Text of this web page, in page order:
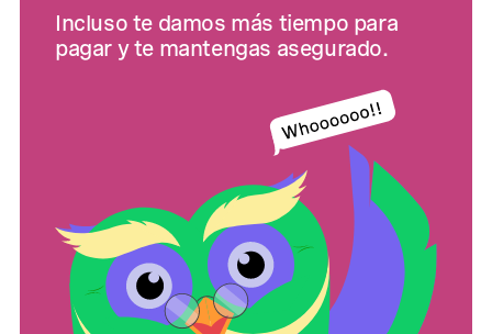
Incluso te damos más tiempo para
pagar y te mantengas asegurado.